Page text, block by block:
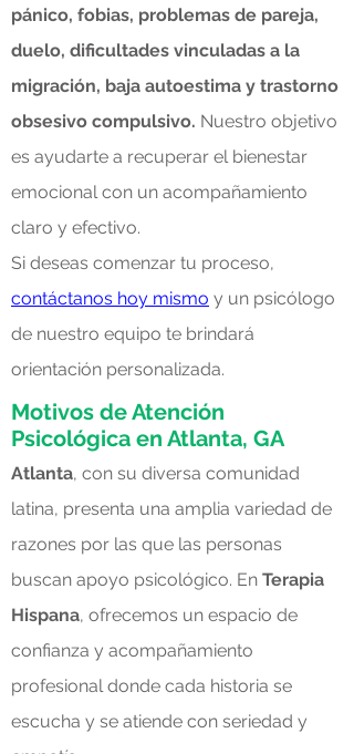
pánico, fobias, problemas de pareja,
duelo, dificultades vinculadas a la
migración, baja autoestima y trastorno
obsesivo compulsivo. Nuestro objetivo
es ayudarte a recuperar el bienestar
emocional con un acompañamiento
claro y efectivo.
Si deseas comenzar tu proceso,
contáctanos hoy mismo y un psicólogo
de nuestro equipo te brindará
orientación personalizada.
Motivos de Atención
Psicológica en Atlanta, GA
Atlanta, con su diversa comunidad
latina, presenta una amplia variedad de
razones por las que las personas
buscan apoyo psicológico. En Terapia
Hispana, ofrecemos un espacio de
confianza y acompañamiento
profesional donde cada historia se
escucha y se atiende con seriedad y